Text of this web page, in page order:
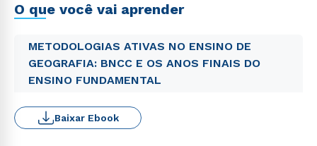
O que você vai aprender
METODOLOGIAS ATIVAS NO ENSINO DE
GEOGRAFIA: BNCC E OS ANOS FINAIS DO
ENSINO FUNDAMENTAL
Baixar Ebook